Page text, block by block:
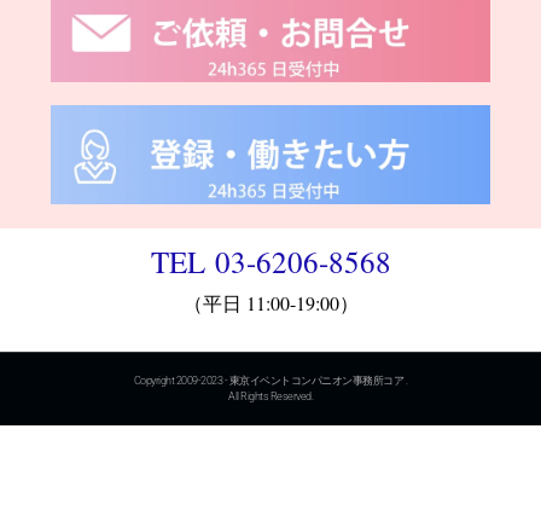
TEL 03-6206-8568
（平日 11:00-19:00）
Copyright 2009-2023 - 東京イベントコンパニオン事務所コア .
All Rights Reserved.